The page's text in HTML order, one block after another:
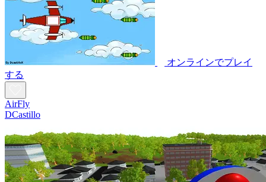
オンラインでプレイ
する
AirFly
DCastillo